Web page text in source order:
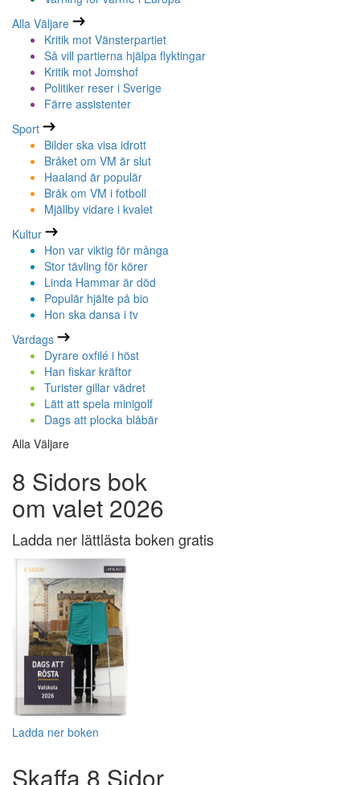
Alla Väljare
Kritik mot Vänsterpartiet
Så vill partierna hjälpa flyktingar
Kritik mot Jomshof
Politiker reser i Sverige
Färre assistenter
Sport
Bilder ska visa idrott
Bråket om VM är slut
Haaland är populär
Bråk om VM i fotboll
Mjällby vidare i kvalet
Kultur
Hon var viktig för många
Stor tävling för körer
Linda Hammar är död
Populär hjälte på bio
Hon ska dansa i tv
Vardags
Dyrare oxfilé i höst
Han fiskar kräftor
Turister gillar vädret
Lätt att spela minigolf
Dags att plocka blåbär
Alla Väljare
8 Sidors bok
om valet 2026
Ladda ner lättlästa boken gratis
Ladda ner boken
Skaffa 8 Sidor